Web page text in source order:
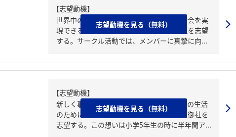
【志望動機】
世界中の人々の生活を支え、持続可能な社会を実
現できるビジネスに携わりたいため、貴社を志望
する。サークル活動では、メンバーに真摯に向...
志望動機を見る（無料）
【志望動機】
新しく事業を創り、雇用を生み出して人々の生活
のためになる仕事をしたいという想いから御社を
志望する。この想いは小学5年生の時に半年間ア...
志望動機を見る（無料）